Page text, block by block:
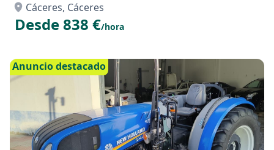
Cáceres, Cáceres
Desde 838 €/hora
Anuncio destacado